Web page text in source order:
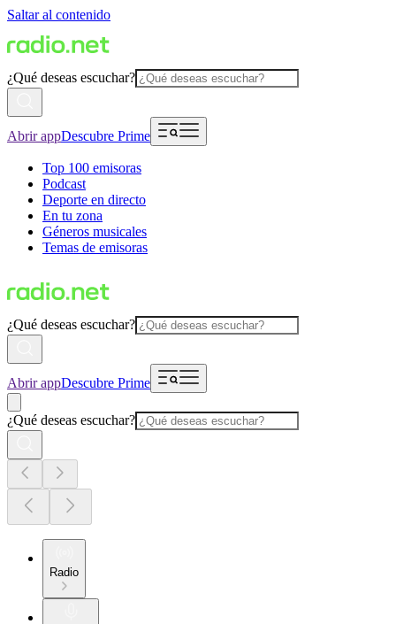
Saltar al contenido
¿Qué deseas escuchar?
Abrir appDescubre Prime
Top 100 emisoras
Podcast
Deporte en directo
En tu zona
Géneros musicales
Temas de emisoras
¿Qué deseas escuchar?
Abrir appDescubre Prime
¿Qué deseas escuchar?
Radio